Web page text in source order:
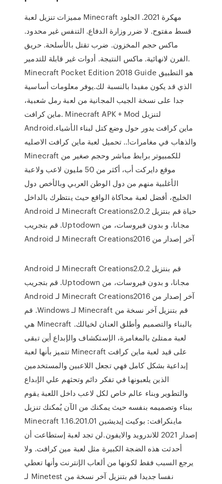
مميزات تنزيل لعبة Minecraft مهكرة 2021. الجلود
قسط مفتوح. لا ضرر وزارة الدفاع. التنفس غير محدود.
ماكس حجم المخزون. ضرب تقتل بالأسلحة. حريق
الفرن لانهائية. ماكس النتيجة. أدوات غير قابلة للتدمير.
Minecraft Pocket Edition 2018 Guide هو التطبيق
الذي قد يكون مفيدا بالنسبة لك.يوفر معلومات أساسية
جدا على نسخة الجيب المجانية من لعبة رمل شعبية،
ماين كرافت. Minecraft‏ APK + Mod لتنزيل
Android.ماين كرافت يدور حول وضع كتل لبناء الأشياء
والذهاب في مغامرات!.. تحميل لعبة ماين كرافت الاصليه
Minecraft للكمبيوتر برابط مباشر وحجم صغير من
موقع دايركت أب، أكثر من 50 مليون لاعب ولاعبة
الأغلبية منهم من دول الوطن العربي وبالأخص دول
الخليج، أفضل لعبة محاكاة الواقع حيث ينتظرك بالداخل
حياة ‫قم بنتزيل Minecraft Creations2.0.2 لـ Android
مجانا، و بدون فيروسات، من Uptodown. قم بتجريب
آخر إصدار من Minecraft Creations2016 لـ Android
‫قم بنتزيل Minecraft Creations2.0.2 لـ Android
مجانا، و بدون فيروسات، من Uptodown. قم بتجريب
آخر إصدار من Minecraft Creations2016 لـ Android
قم بتنزيل آخر نسخة من Minecraft لـ Windows. قم
بالبناء والتصميم وأطلق العنان لخيالك. Minecraft هي
لعبة ممتلئ بالمغامرة، الإستكشاف والإبداع أين تبقى
على قيد لعبة ماين كرافت Minecraft تتميز بأنها لعبة
إبداعية بشكل كامل فهي تجعل اللاعبين والمستخدمين
الذين يلعبونها في تفكر دائم وتحثهم علي الإبداع
والتطوير وبناء عالم خاص لكل لاعب داخل اللعبة يقوم
ببناء وتصميمه بنفسه حيث يمكنك من الآن يُمكنك تنزيل
ماينكرافت: بوكيت إيديشين Minecraft 1.16.201.01
إصدار 2021 للاندرويد والايفون.لن تجد لعبة إستطاعت أن
أحدثت هذه الضجة الكبيرة مثل لعبة مين كرافت. ولا
يرجع السبب فقط لكونها من ألعاب الإنترنت وأنها تعطي
نفسا جديدا قم بتنزيل آخر نسخة من Minetest لـ